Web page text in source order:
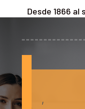
Desde 1866 al
,